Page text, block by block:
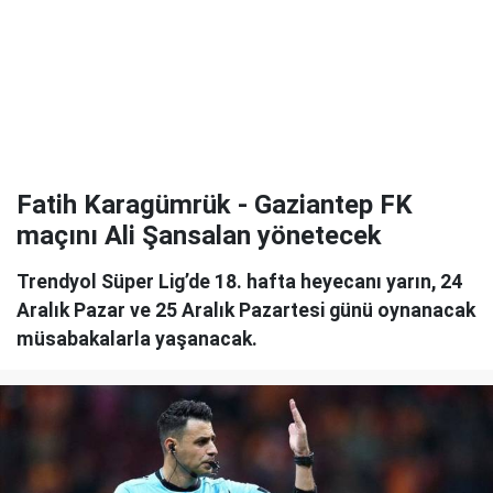
Fatih Karagümrük - Gaziantep FK
maçını Ali Şansalan yönetecek
Trendyol Süper Lig’de 18. hafta heyecanı yarın, 24
Aralık Pazar ve 25 Aralık Pazartesi günü oynanacak
müsabakalarla yaşanacak.